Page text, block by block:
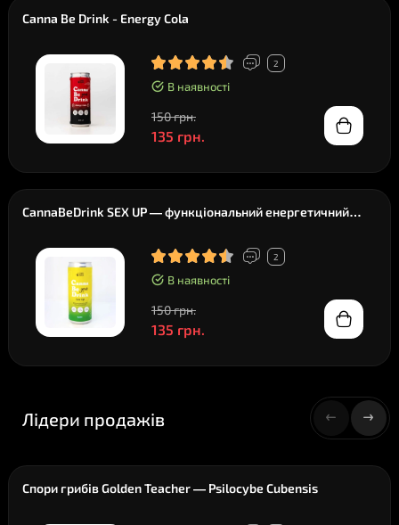
Canna Be Drink - Energy Cola
2
В наявності
150 грн.
135 грн.
CannaBeDrink SEX UP — функціональний енергетичний
2
В наявності
150 грн.
135 грн.
Лідери продажів
Спори грибів Golden Teacher — Psilocybe Cubensis